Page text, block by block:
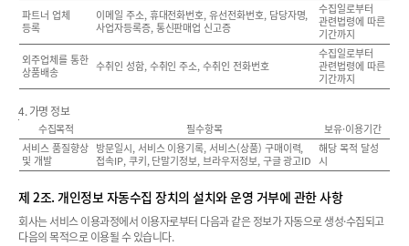
파트너 업체
등록
이메일 주소, 휴대전화번호, 유선전화번호, 담당자명,
사업자등록증, 통신판매업 신고증
수집일로부터
관련법령에 따른
기간까지
외주업체를 통한
상품배송
수취인 성함, 수취인 주소, 수취인 전화번호
수집일로부터
관련법령에 따른
기간까지
4. 가명 정보
수집목적 필수항목
보유·이용기간
서비스 품질향상
및 개발
방문일시, 서비스 이용기록, 서비스(상품) 구매이력,
접속IP, 쿠키, 단말기정보, 브라우저정보, 구글 광고ID
해당 목적 달성
시
제 2조. 개인정보 자동수집 장치의 설치와 운영 거부에 관한 사항
회사는 서비스 이용과정에서 이용자로부터 다음과 같은 정보가 자동으로 생성·수집되고
다음의 목적으로 이용될 수 있습니다.